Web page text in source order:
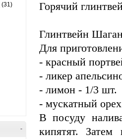
(31)
-
Горячий
Глинтвейн
Для
- красный
- ликер
- лимон - 1/3 шт.
- мускатный орех
В посуду
кипятят.